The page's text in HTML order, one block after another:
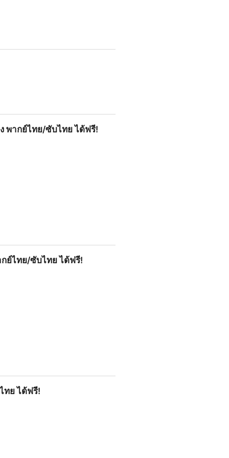
พากย์ไทย/ซับไทย ได้ฟรี!
ย์ไทย/ซับไทย ได้ฟรี!
ทย ได้ฟรี!